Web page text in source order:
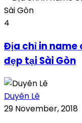
4
Địa chỉ in name
đẹp tại Sài Gòn
Duyên Lê
29 November, 2018